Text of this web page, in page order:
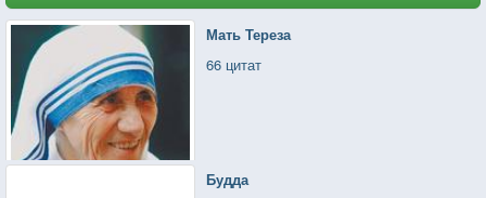
Мать Тереза
66 цитат
Будда